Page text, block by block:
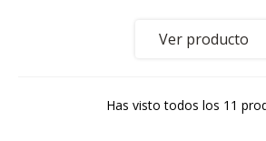
Ver producto
Has visto todos los 11